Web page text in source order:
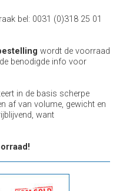
bel: 0031 (0)318 25 01
wordt de voorraad
benodigde info voor
in de basis scherpe
af van volume, gewicht en
want